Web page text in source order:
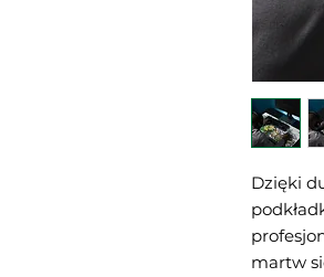
Dzięki
martw